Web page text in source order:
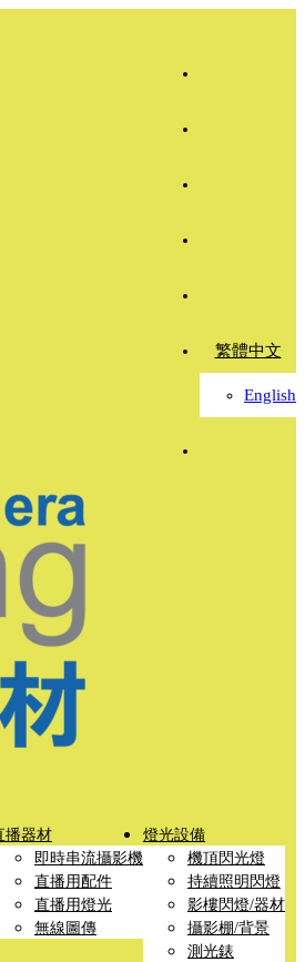
繁體中文
English
播器材
即時串流攝影機
直播用配件
直播用燈光
無線圖傳
燈光設備
機頂閃光燈
持續照明閃燈
影樓閃燈/器材
攝影棚/背景
測光錶